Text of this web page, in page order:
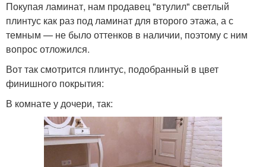
Покупая ламинат, нам продавец "втулил" светлый
плинтус как раз под ламинат для второго этажа, а с
темным — не было оттенков в наличии, поэтому с ним
вопрос отложился.
Вот так смотрится плинтус, подобранный в цвет
финишного покрытия:
В комнате у дочери, так: